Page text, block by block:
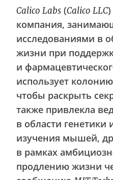
Calico Labs (Calico LLC
компания,
исследованиями в
жизни при
и
использует
чтобы раскрыть
также привлекла
в области генетики
изучения мышей,
в рамках
продлению жизни